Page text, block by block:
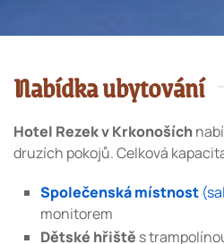
Nabídka ubytování
Hotel Rezek v Krkonoších
druzích pokojů. Celková
Společenská místnost
monitorem
Dětské hřiště s